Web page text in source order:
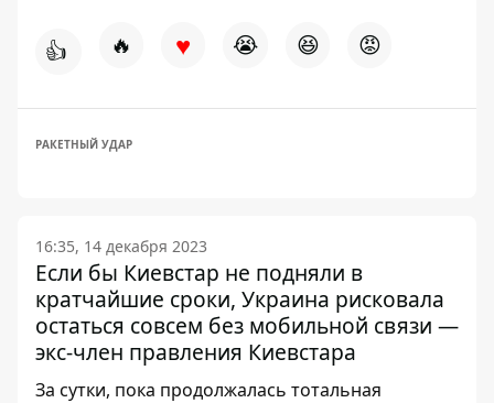
👍 🔥 ♥ 😭 😆 😡
РАКЕТНЫЙ УДАР
16:35, 14 декабря 2023
Если бы Киевстар не подняли в
кратчайшие сроки, Украина рисковала
остаться совсем без мобильной связи —
экс-член правления Киевстара
За сутки, пока продолжалась тотальная